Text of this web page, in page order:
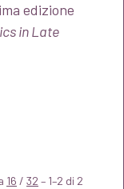
edizione
in Late
16 / 32 – 1–2 di 2